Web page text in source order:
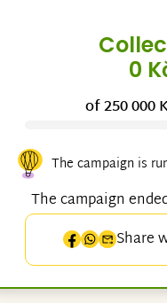
0
of 250 000
The campaign is
The campaign
Share